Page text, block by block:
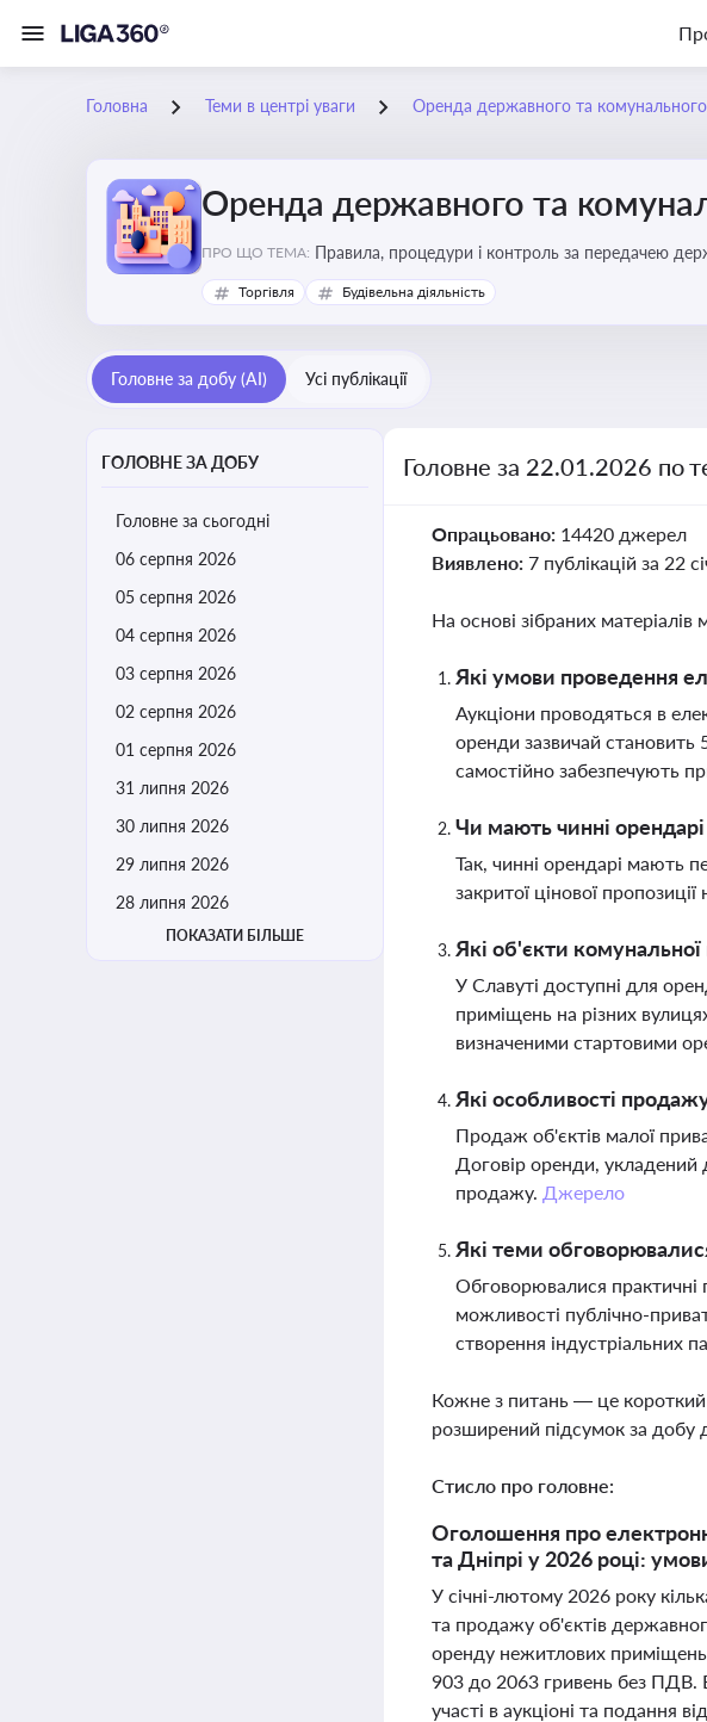
Головна Теми в центрі уваги Оренда державного та
Оренда державного та
ПРО ЩО ТЕМА: Правила, процедури і контроль за передачею
Торгівля Будівельна діяльність
Головне за добу (AI) Усі публікації
ГОЛОВНЕ ЗА ДОБУ
Головне за сьогодні
06 серпня 2026
05 серпня 2026
04 серпня 2026
03 серпня 2026
02 серпня 2026
01 серпня 2026
31 липня 2026
30 липня 2026
29 липня 2026
28 липня 2026
ПОКАЗАТИ БІЛЬШЕ
Головне за 22.01.2026 по
Опрацьовано: 14420 джерел
Виявлено: 7 публікацій за 22
На основі зібраних
Які умови проведення
Аукціони проводяться в
оренди зазвичай становить
самостійно забезпечують
Чи мають чинні
Так, чинні орендарі мають
закритої цінової
Які об'єкти комунальної
У Славуті доступні для
приміщень на різних
визначеними стартовими
Які особливості
Продаж об'єктів малої
Договір оренди, укладений
продажу. Джерело
Які теми
Обговорювалися практичні
можливості публічно-
створення індустріальних
Кожне з питань — це короткий
розширений підсумок за добу
Стисло про головне:
Оголошення про
та Дніпрі у 2026 році:
У січні-лютому 2026 року
та продажу об'єктів
оренду нежитлових приміщень
903 до 2063 гривень без ПДВ.
участі в аукціоні та подання